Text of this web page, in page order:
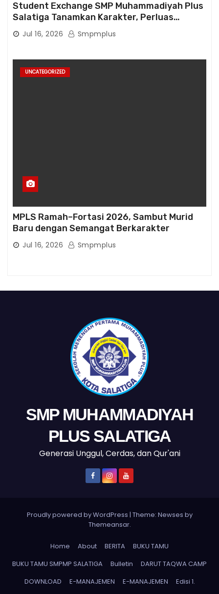
Student Exchange SMP Muhammadiyah Plus
Salatiga Tanamkan Karakter, Perluas
Wawasan, dan Tumbuhkan Semangat
Berprestasi
Jul 16, 2026 Smpmplus
UNCATEGORIZED
MPLS Ramah–Fortasi 2026, Sambut Murid
Baru dengan Semangat Berkarakter
Jul 16, 2026 Smpmplus
SMP MUHAMMADIYAH
PLUS SALATIGA
Generasi Unggul, Cerdas, dan Qur'ani
Proudly powered by WordPress | Theme: Newses by
Themeansar.
Home About BERITA
BUKU TAMU
BUKU TAMU SMPMP SALATIGA
Bulletin
DARUT TAQWA CAMP
DOWNLOAD
E-MANAJEMEN E-MANAJEMEN Edisi 1.